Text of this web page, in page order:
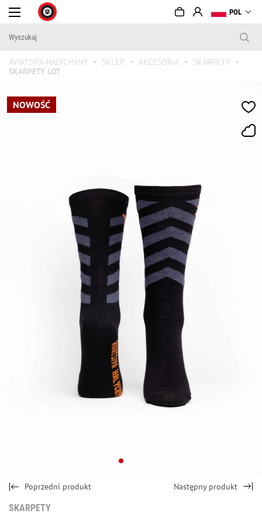
POL
AVIATSIYA HALYCHYNY SKLEP AKCESORIA
SKARPETY
SKARPETY LOT
NOWOŚĆ
Poprzedni produkt Następny produkt
SKARPETY